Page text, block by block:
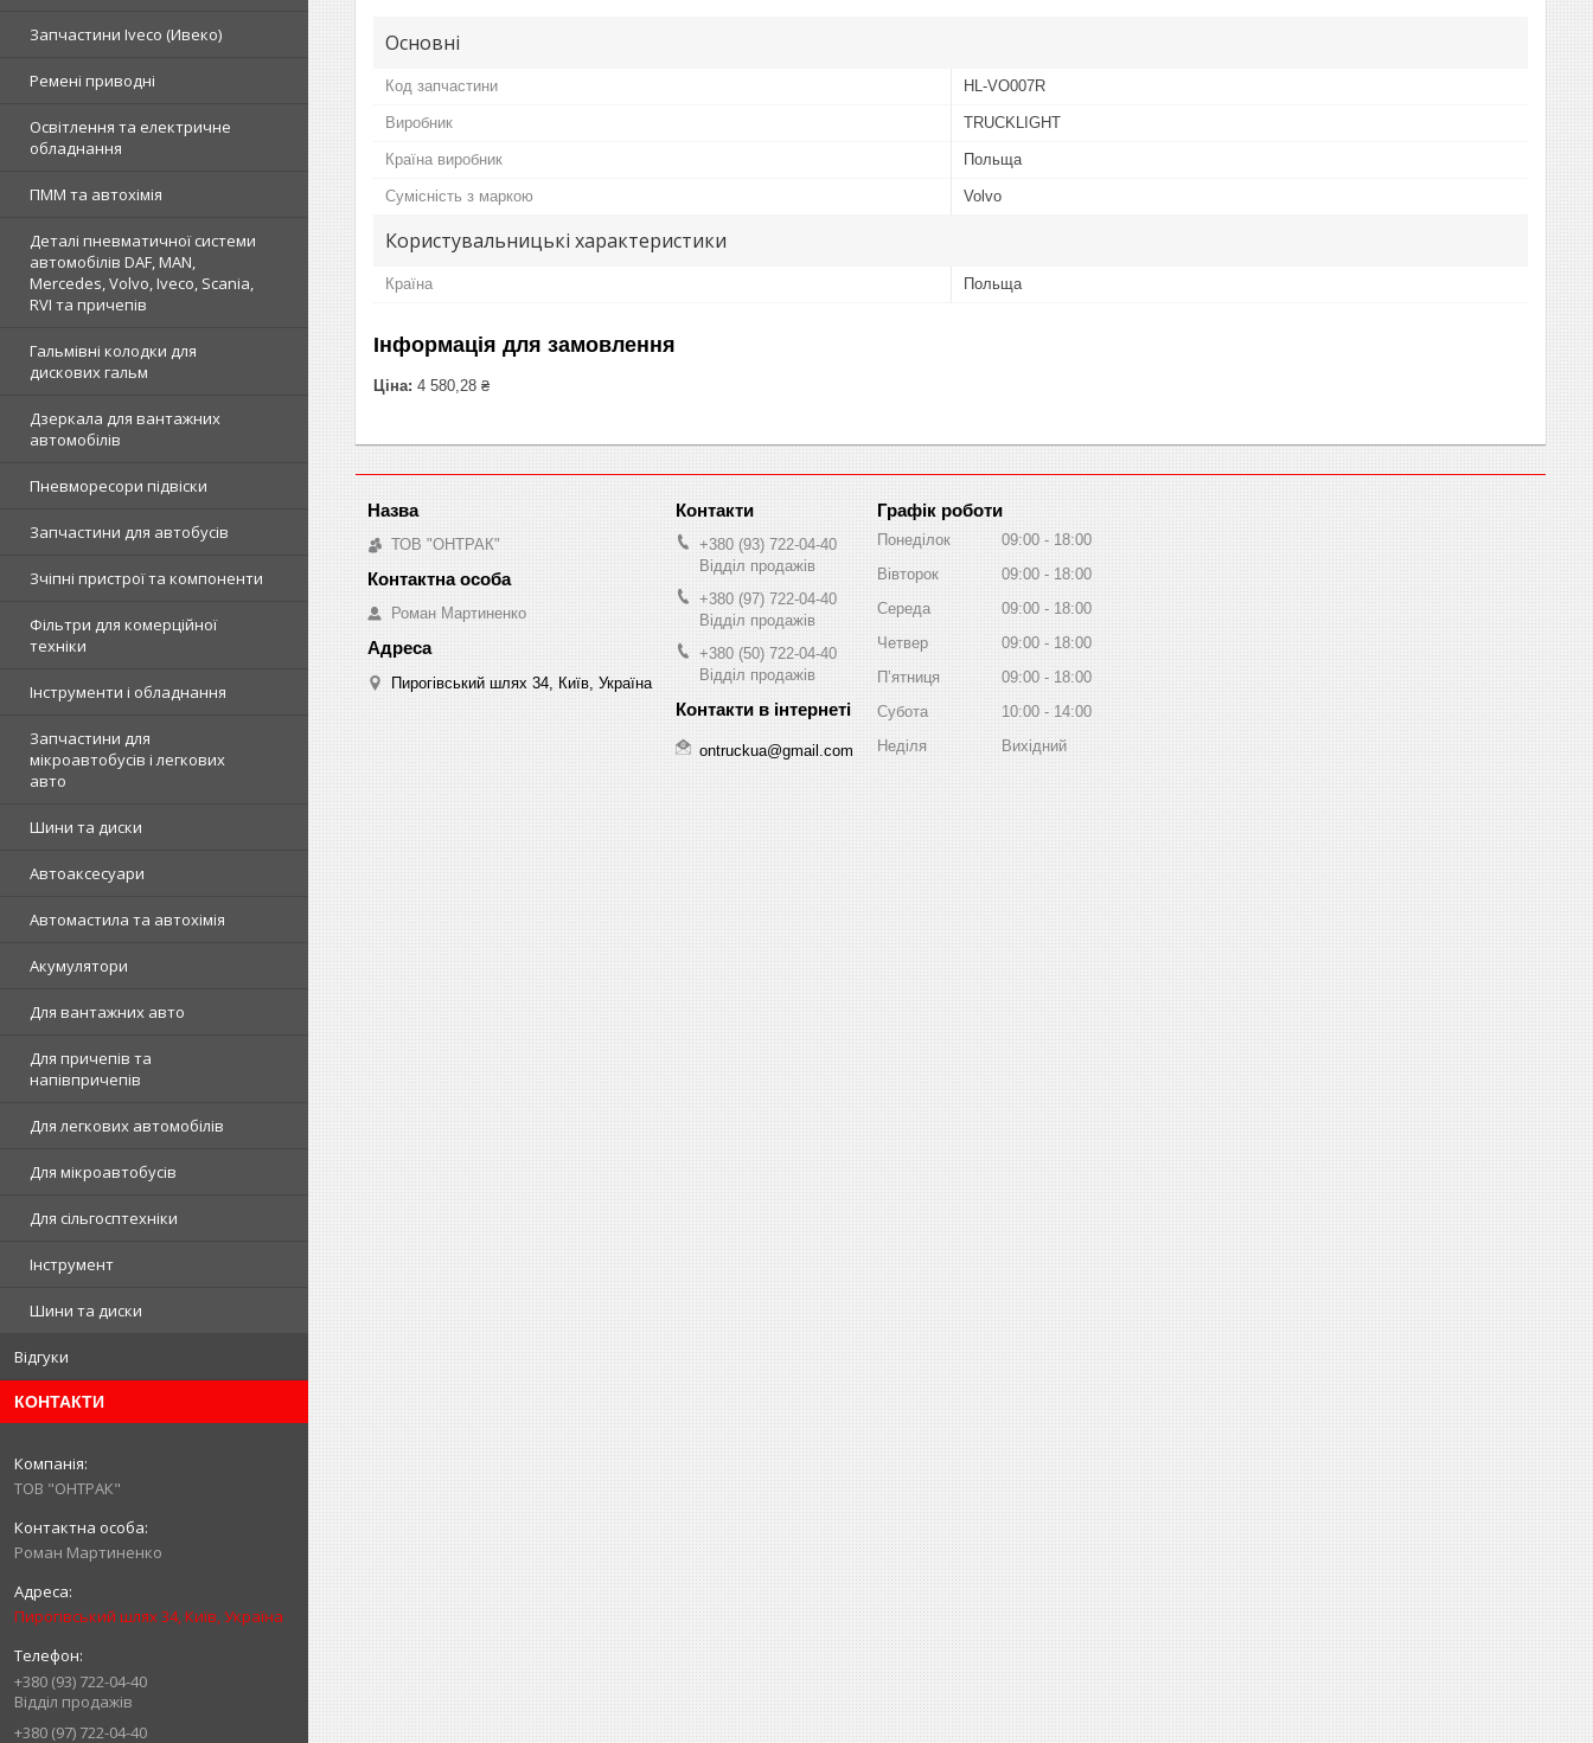
Запчастини Iveco (Ивеко)
Ремені приводні
Освітлення та електричне
обладнання
ПММ та автохімія
Деталі пневматичної системи
автомобілів DAF, MAN,
Mercedes, Volvo, Iveco, Scania,
RVI та причепів
Гальмівні колодки для
дискових гальм
Дзеркала для вантажних
автомобілів
Пневморесори підвіски
Запчастини для автобусів
Зчіпні пристрої та компоненти
Фільтри для комерційної
техніки
Інструменти і обладнання
Запчастини для
мікроавтобусів і легкових
авто
Шини та диски
Автоаксесуари
Автомастила та автохімія
Акумулятори
Для вантажних авто
Для причепів та
напівпричепів
Для легкових автомобілів
Для мікроавтобусів
Для сільгосптехніки
Інструмент
Шини та диски
Відгуки
КОНТАКТИ
ТОВ "ОНТРАК"
Роман Мартиненко
Пирогівський шлях 34, Київ, Україна
+380 (93) 722-04-40
Відділ продажів
+380 (97) 722-04-40
Основні
Код запчастини HL-VO007R
Виробник TRUCKLIGHT
Країна виробник Польща
Сумісність з маркою Volvo
Користувальницькі характеристики
Країна Польща
Інформація для замовлення
Ціна: 4 580,28 ₴
ТОВ "ОНТРАК"
Роман Мартиненко
Пирогівський шлях 34, Київ, Україна
+380 (93) 722-04-40
Відділ продажів
+380 (97) 722-04-40
Відділ продажів
+380 (50) 722-04-40
Відділ продажів
ontruckua@gmail.com
Графік роботи
Понеділок 09:00
18:00
Вівторок
09:00
18:00
Середа
09:00
18:00
Четвер
09:00
18:00
Пʼятниця
09:00
18:00
Субота
10:00
14:00
Неділя
Вихідний